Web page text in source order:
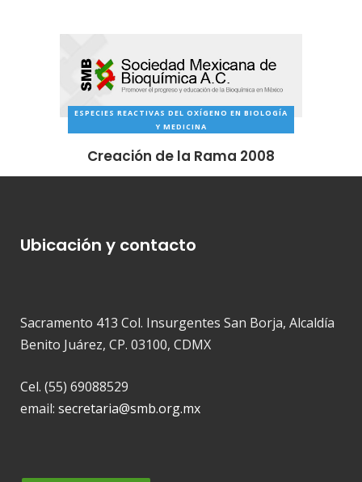
ESPECIES REACTIVAS DEL OXÍGENO EN BIOLOGÍA
Y MEDICINA
Creación de la Rama 2008
Ubicación y contacto
Sacramento 413 Col. Insurgentes San Borja, Alcaldía
Benito Juárez, CP. 03100, CDMX
Cel. (55) 69088529
email: secretaria@smb.org.mx